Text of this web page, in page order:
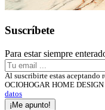
Suscríbete
Para estar siempre
Al suscribirte estas aceptando
OCIOHOGAR HOME DESIGN
datos
¡Me apunto!